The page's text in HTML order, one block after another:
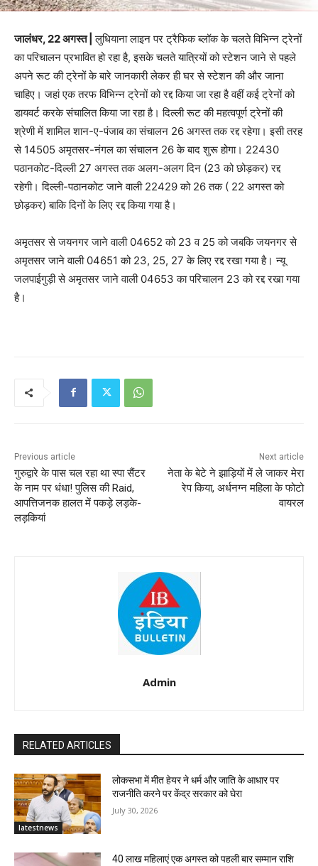
जालंधर, 22 अगस्त |लुधियाना लाइन पर ट्रैफिक ब्लॉक के चलते विभिन्न ट्रेनों
का परिचालन प्रभावित हो रहा है, इसके चलते यात्रियों को स्टेशन जाने से पहले
अपने रूट की ट्रेनों के बारे जानकारी लेकर ही घर से स्टेशन की और जाना
चाहिए। जहां एक तरफ विभिन्न ट्रेनों को रद्द किया जा रहा है वहीं कई ट्रेनों को
डायवर्ट करके संचालित किया जा रहा है। दिल्ली रूट की महत्वपूर्ण ट्रेनों की
श्रेणी में शामिल शान-ए-पंजाब का संचालन 26 अगस्त तक रद्द रहेगा। इसी तरह
से 14505 अमृतसर-नंगल का संचालन 26 के बाद शुरू होगा। 22430
पठानकोट-दिल्ली 27 अगस्त तक अलग-अलग दिन (23 को छोड़कर) रद्द
रहेगी। दिल्ली-पठानकोट जाने वाली 22429 को 26 तक ( 22 अगस्त को
छोड़कर) बाकि दिनों के लिए रद्द किया गया है।
अमृतसर से जयनगर जाने वाली 04652 को 23 व 25 को जबकि जयनगर से
अमृतसर जाने वाली 04651 को 23, 25, 27 के लिए रद्द रखा गया है। न्यू
जलपाईगुड़ी से अमृतसर जाने वाली 04653 का परिचालन 23 को रद्द रखा गया
है।
Previous article
गुरुद्वारे के पास चल रहा था स्पा सैंटर
के नाम पर धंधा! पुलिस की Raid,
आपत्तिजनक हालत में पकड़े लड़के-
लड़कियां
Next article
नेता के बेटे ने झाड़ियों में ले जाकर मेरा
रेप किया, अर्धनग्न महिला के फोटो
वायरल
Admin
RELATED ARTICLES
latestnews
लोकसभा में मीत हेयर ने धर्म और जाति के आधार पर
राजनीति करने पर केंद्र सरकार को घेरा
July 30, 2026
40 लाख महिलाएं एक अगस्त को पहली बार सम्मान राशि